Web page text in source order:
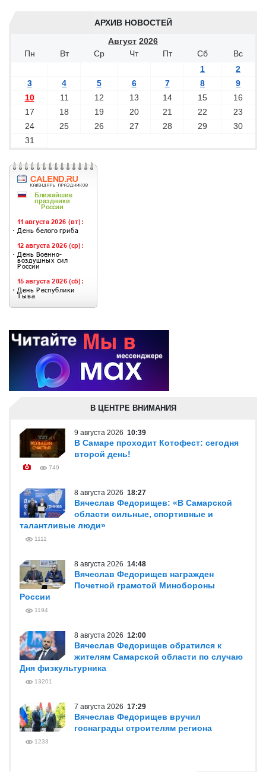
АРХИВ НОВОСТЕЙ
Август 2026
Пн
Вт Ср Чт Пт Сб
Вс
1
2
3
4 5 6 7 8
9
10
11 12 13 14 15
16
17
18 19 20 21 22
23
24
25 26 27 28 29
30
31
В ЦЕНТРЕ ВНИМАНИЯ
9 августа 2026 10:39
В Самаре проходит Котофест: сегодня
второй день!
749
8 августа 2026 18:27
Вячеслав Федорищев: «В Самарской
области сильные, спортивные и
талантливые люди»
1111
8 августа 2026 14:48
Вячеслав Федорищев награжден
Почетной грамотой Минобороны
России
1194
8 августа 2026 12:00
Вячеслав Федорищев обратился к
жителям Самарской области по случаю
Дня физкультурника
13201
7 августа 2026 17:29
Вячеслав Федорищев вручил
госнаграды строителям региона
1233